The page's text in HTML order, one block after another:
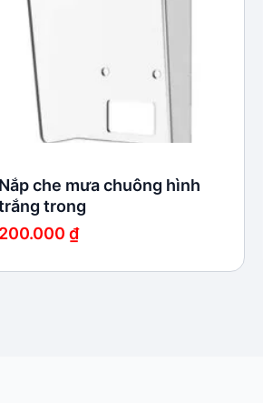
Nắp che mưa chuông hình
trong
200.000 ₫